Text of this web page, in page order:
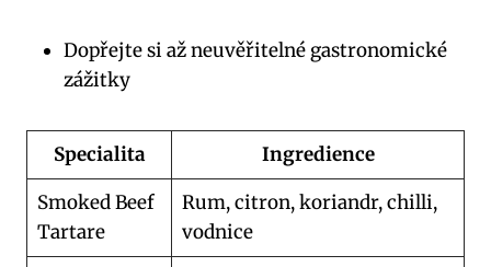
Dopřejte si až neuvěřitelné gastronomické
zážitky
Specialita
Ingredience
Smoked Beef
Tartare
Rum, citron, koriandr, chilli,
vodnice